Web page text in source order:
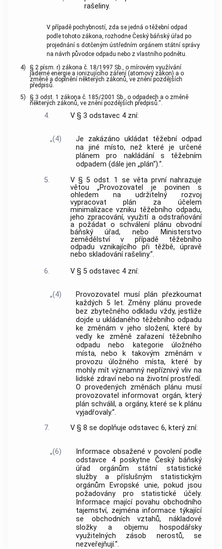
rašeliny.
V případě pochybností, zda se jedná o těžební odpad
podle tohoto zákona, rozhodne Český báňský úřad po
projednání s dotčeným ústředním orgánem státní správy
na návrh původce odpadu nebo z vlastního podnětu.
4)
§ 2 písm. r) zákona č. 18/1997 Sb., o mírovém využívání
jaderné energie a ionizujícího záření (atomový zákon) a o
změně a doplnění některých zákonů, ve znění pozdějších
předpisů.
5)
§ 3 odst. 1 zákona č. 185/2001 Sb., o odpadech a o změně
některých zákonů, ve znění pozdějších předpisů.“.
4. V § 3 odstavec 4 zní:
„(4)
Je zakázáno ukládat těžební odpad
na jiné místo, než které je určené
plánem pro nakládání s těžebním
odpadem (dále jen „plán“).“.
5.
V § 5 odst. 1 se věta první nahrazuje
větou „Provozovatel je povinen s
ohledem na udržitelný rozvoj
vypracovat plán za účelem
minimalizace vzniku těžebního odpadu,
jeho zpracování, využití a odstraňování
a požádat o schválení plánu obvodní
báňský úřad, nebo Ministerstvo
zemědělství v případě těžebního
odpadu vznikajícího při těžbě, úpravě
nebo skladování rašeliny.“.
6.
V § 5 odstavec 4 zní:
„(4)
Provozovatel musí plán přezkoumat
každých 5 let. Změny plánu provede
bez zbytečného odkladu vždy, jestliže
dojde u ukládaného těžebního odpadu
ke změnám v jeho složení, které by
vedly ke změně zařazení těžebního
odpadu nebo kategorie úložného
místa, nebo k takovým změnám v
provozu úložného místa, které by
mohly mít významný nepříznivý vliv na
lidské zdraví nebo na životní prostředí.
O provedených změnách plánu musí
provozovatel informovat orgán, který
plán schválil, a orgány, které se k plánu
vyjadřovaly.“.
7.
V § 8 se doplňuje odstavec 6, který zní:
„(6)
Informace obsažené v povolení podle
odstavce 4 poskytne Český báňský
úřad orgánům státní statistické
služby a příslušným statistickým
orgánům Evropské unie, pokud jsou
požadovány pro statistické účely.
Informace mající povahu obchodního
tajemství, zejména informace týkající
se obchodních vztahů, nákladové
složky a objemu hospodářsky
využitelných zásob nerostů, se
nezveřejňují.“.